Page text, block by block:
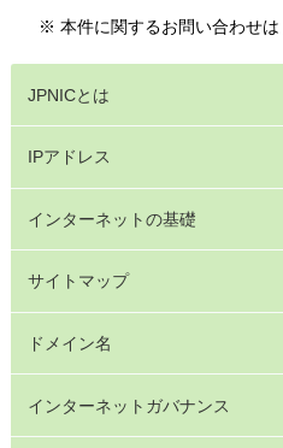
※ 本件に関するお問い合わせは
JPNICとは
IPアドレス
インターネットの基礎
サイトマップ
ドメイン名
インターネットガバナンス